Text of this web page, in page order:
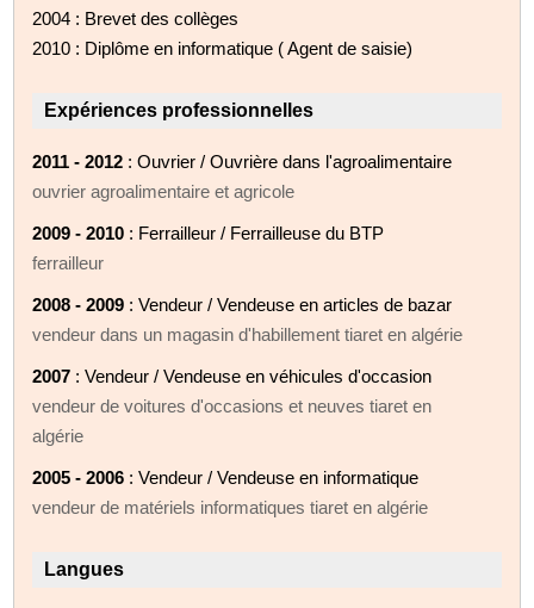
2004 : Brevet des collèges
2010 : Diplôme en informatique ( Agent de saisie)
Expériences professionnelles
2011 - 2012 : Ouvrier / Ouvrière dans l'agroalimentaire
ouvrier agroalimentaire et agricole
2009 - 2010 : Ferrailleur / Ferrailleuse du BTP
ferrailleur
2008 - 2009 : Vendeur / Vendeuse en articles de bazar
vendeur dans un magasin d'habillement tiaret en algérie
2007 : Vendeur / Vendeuse en véhicules d'occasion
vendeur de voitures d'occasions et neuves tiaret en
algérie
2005 - 2006 : Vendeur / Vendeuse en informatique
vendeur de matériels informatiques tiaret en algérie
Langues